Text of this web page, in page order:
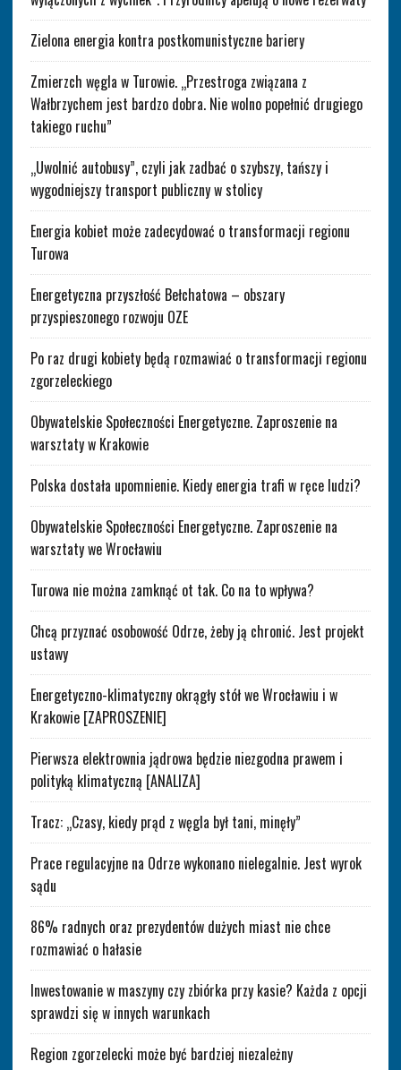
Zielona energia kontra postkomunistyczne bariery
Zmierzch węgla w Turowie. „Przestroga związana z
Wałbrzychem jest bardzo dobra. Nie wolno popełnić drugiego
takiego ruchu”
„Uwolnić autobusy”, czyli jak zadbać o szybszy, tańszy i
wygodniejszy transport publiczny w stolicy
Energia kobiet może zadecydować o transformacji regionu
Turowa
Energetyczna przyszłość Bełchatowa – obszary
przyspieszonego rozwoju OZE
Po raz drugi kobiety będą rozmawiać o transformacji regionu
zgorzeleckiego
Obywatelskie Społeczności Energetyczne. Zaproszenie na
warsztaty w Krakowie
Polska dostała upomnienie. Kiedy energia trafi w ręce ludzi?
Obywatelskie Społeczności Energetyczne. Zaproszenie na
warsztaty we Wrocławiu
Turowa nie można zamknąć ot tak. Co na to wpływa?
Chcą przyznać osobowość Odrze, żeby ją chronić. Jest projekt
ustawy
Energetyczno-klimatyczny okrągły stół we Wrocławiu i w
Krakowie [ZAPROSZENIE]
Pierwsza elektrownia jądrowa będzie niezgodna prawem i
polityką klimatyczną [ANALIZA]
Tracz: „Czasy, kiedy prąd z węgla był tani, minęły”
Prace regulacyjne na Odrze wykonano nielegalnie. Jest wyrok
sądu
86% radnych oraz prezydentów dużych miast nie chce
rozmawiać o hałasie
Inwestowanie w maszyny czy zbiórka przy kasie? Każda z opcji
sprawdzi się w innych warunkach
Region zgorzelecki może być bardziej niezależny